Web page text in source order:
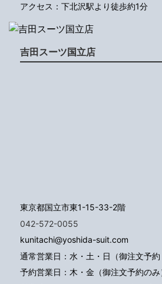
アクセス：下北沢駅より徒歩約1分
吉田スーツ国立店
東京都国立市東1-15-33-2階
042-572-0055
kunitachi@yoshida-suit.com
通常営業日：水・土・日（御注文予約
予約営業日：木・金（御注文予約のみ